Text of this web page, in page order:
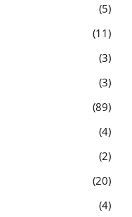
5
11
3
3
89
4
2
20
4